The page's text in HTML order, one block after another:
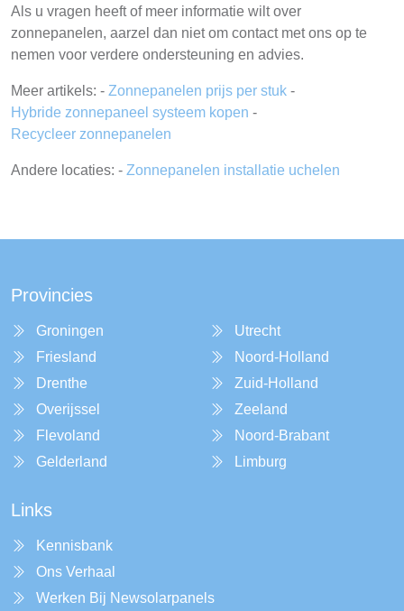
Als u vragen heeft of meer informatie wilt over
zonnepanelen, aarzel dan niet om contact met ons op te
nemen voor verdere ondersteuning en advies.
Meer artikels: - Zonnepanelen prijs per stuk -
Hybride zonnepaneel systeem kopen -
Recycleer zonnepanelen
Andere locaties: - Zonnepanelen installatie uchelen
Provincies
Groningen
Friesland
Drenthe
Overijssel
Flevoland
Gelderland
Utrecht
Noord-Holland
Zuid-Holland
Zeeland
Noord-Brabant
Limburg
Links
Kennisbank
Ons Verhaal
Werken Bij Newsolarpanels